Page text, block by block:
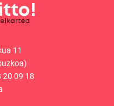
11
20 09 18